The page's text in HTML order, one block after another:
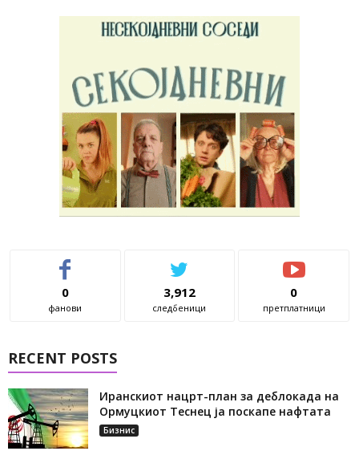
0
фанови
3,912
следбеници
0
претплатници
RECENT POSTS
Иранскиот нацрт-план за деблокада на
Ормуцкиот Теснец ја поскапе нафтата
Бизнис